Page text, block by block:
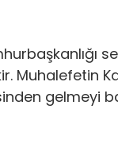
gelmeyi